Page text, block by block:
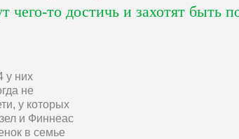
то достичь и захотят быть
у них
не
у которых
и Финнеас
в семье